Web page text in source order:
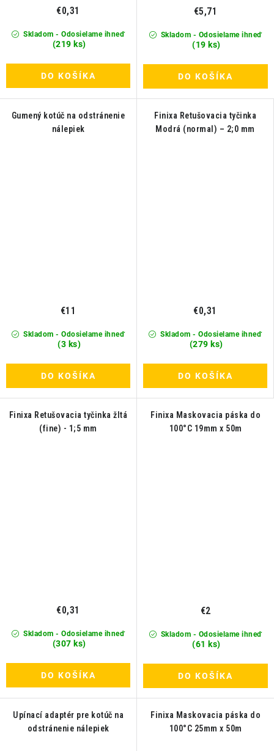
Skladom - Odosielame ihneď
(219 ks)
€0,31
DO KOŠÍKA
Skladom - Odosielame ihneď
(19 ks)
€5,71
DO KOŠÍKA
Gumený kotúč na odstránenie
nálepiek
Skladom - Odosielame ihneď
(3 ks)
€11
DO KOŠÍKA
Finixa Retušovacia tyčinka
Modrá (normal) – 2;0 mm
Skladom - Odosielame ihneď
(279 ks)
€0,31
DO KOŠÍKA
Finixa Retušovacia tyčinka žltá
(fine) - 1;5 mm
Skladom - Odosielame ihneď
(307 ks)
€0,31
DO KOŠÍKA
Finixa Maskovacia páska do
100°C 19mm x 50m
Skladom - Odosielame ihneď
(61 ks)
€2
DO KOŠÍKA
Upínací adaptér pre kotúč na
odstránenie nálepiek
Finixa Maskovacia páska do
100°C 25mm x 50m